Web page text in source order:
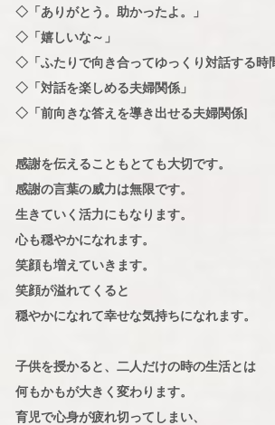
◇「ありがとう。助かったよ。」
◇「嬉しいな～」
◇「ふたりで向き合ってゆっくり対話する時
◇「対話を楽しめる夫婦関係」
◇「前向きな答えを導き出せる夫婦関係]
感謝を伝えることもとても大切です。
感謝の言葉の威力は無限です。
生きていく活力にもなります。
心も穏やかになれます。
笑顔も増えていきます。
笑顔が溢れてくると
穏やかになれて幸せな気持ちになれます。
子供を授かると、二人だけの時の生活とは
何もかもが大きく変わります。
育児で心身が疲れ切ってしまい、